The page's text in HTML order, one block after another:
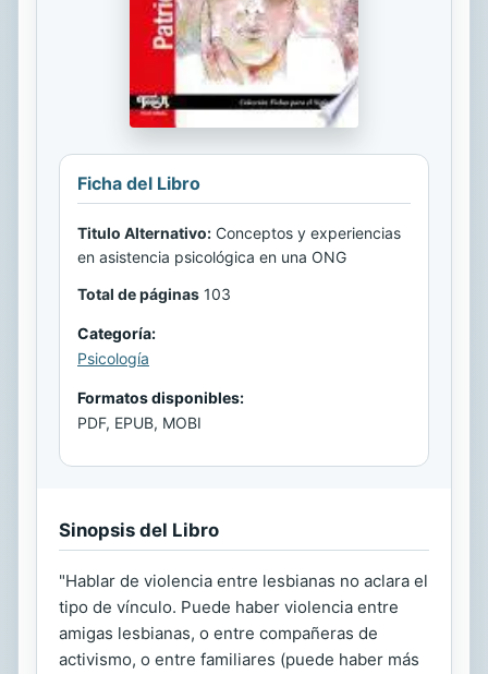
Ficha del Libro
Titulo Alternativo: Conceptos y experiencias
en asistencia psicológica en una ONG
Total de páginas 103
Categoría:
Psicología
Formatos disponibles:
PDF, EPUB, MOBI
Sinopsis del Libro
"Hablar de violencia entre lesbianas no aclara el
tipo de vínculo. Puede haber violencia entre
amigas lesbianas, o entre compañeras de
activismo, o entre familiares (puede haber más